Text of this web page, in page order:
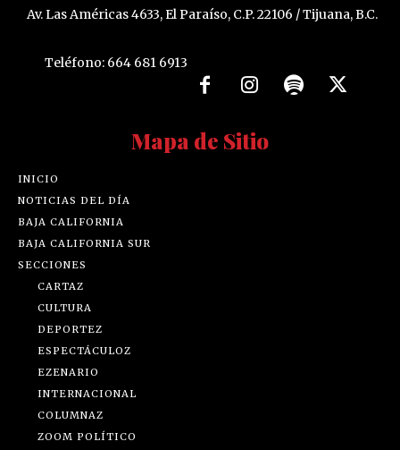
Av. Las Américas 4633, El Paraíso, C.P. 22106 / Tijuana, B.C.
Teléfono: 664 681 6913
Mapa de Sitio
INICIO
NOTICIAS DEL DÍA
BAJA CALIFORNIA
BAJA CALIFORNIA SUR
SECCIONES
CARTAZ
CULTURA
DEPORTEZ
ESPECTÁCULOZ
EZENARIO
INTERNACIONAL
COLUMNAZ
ZOOM POLÍTICO